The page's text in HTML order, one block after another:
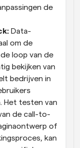
de
Data-
om de
loop van de
bekijken van
bedrijven in
Het testen van
de call-to-
of
kan